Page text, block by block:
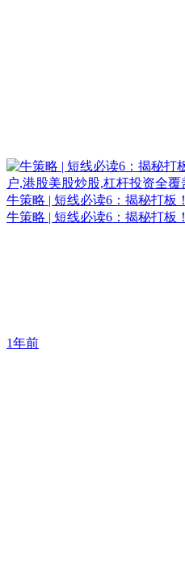
牛策略 | 短线必读6：揭秘打板！
牛策略 | 短线必读6：揭秘打板！
1年前